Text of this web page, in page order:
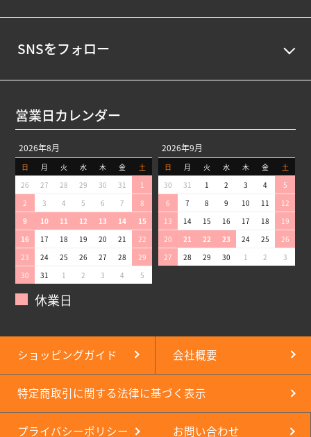
SNSをフォロー
営業日カレンダー
2026年8月
日 月 火 水 木 金
土
26
27 28 29 30 31
1
2
3 4 5 6 7
8
9
10 11 12 13 14
15
16
17 18 19 20 21
22
23
24 25 26 27 28
29
30
31 1 2 3 4 5
2026年9月
日 月 火 水 木 金
土
30
31 1 2 3 4
5
6
7 8 9 10 11
12
13
14 15 16 17 18
19
20
21 22 23 24 25
26
27
28 29 30 1 2 3
休業日
ショッピングガイド 会社概要
特定商取引に関する法律に基づく表示
プライバシーポリシー お問い合わせ